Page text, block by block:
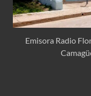
Emisora Radio